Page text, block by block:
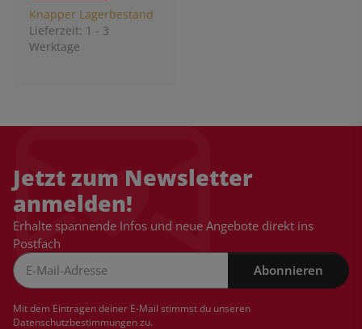
Knapper Lagerbestand
Lieferzeit: 1 - 3
Werktage
Jetzt zum Newsletter
anmelden!
Erhalte spannende Infos und neue Angebote direkt ins
Postfach
Abonnieren
Mit dem Eintragen deiner E-Mail stimmst du unseren
Datenschutzbestimmungenzu.